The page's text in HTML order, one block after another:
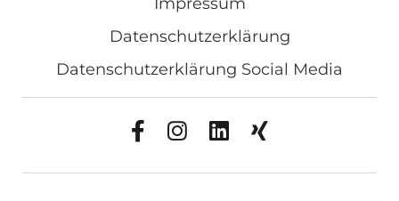
Datenschutzerklärung
Datenschutzerklärung Social Media